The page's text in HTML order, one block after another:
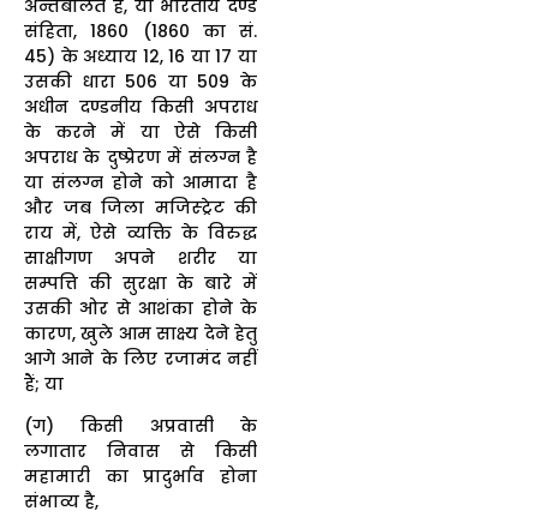
अन्तर्बलित है, या भारतीय दण्ड
संहिता, 1860 (1860 का सं.
45) के अध्याय 12, 16 या 17 या
उसकी धारा 506 या 509 के
अधीन दण्डनीय किसी अपराध
के करने में या ऐसे किसी
अपराध के दुष्प्रेरण में संलग्न है
या संलग्न होने को आमादा है
और जब जिला मजिस्ट्रेट की
राय में, ऐसे व्यक्ति के विरुद्ध
साक्षीगण अपने शरीर या
सम्पत्ति की सुरक्षा के बारे में
उसकी ओर से आशंका होने के
कारण, खुले आम साक्ष्य देने हेतु
आगे आने के लिए रजामंद नहीं
हैं; या
(ग) किसी अप्रवासी के
लगातार निवास से किसी
महामारी का प्रादुर्भाव होना
संभाव्य है,